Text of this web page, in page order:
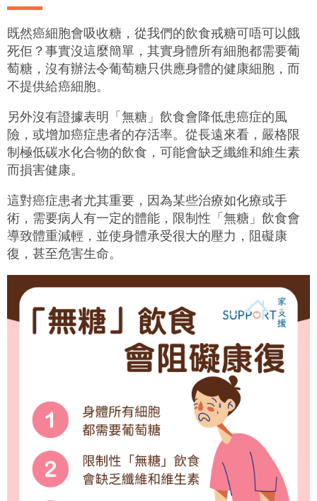
既然癌細胞會吸收糖，從我們的飲食戒糖可唔可以餓
死佢？事實沒這麼簡單，其實身體所有細胞都需要葡
萄糖，沒有辦法令葡萄糖只供應身體的健康細胞，而
不提供給癌細胞。
另外沒有證據表明「無糖」飲食會降低患癌症的風
險，或增加癌症患者的存活率。從長遠來看，嚴格限
制極低碳水化合物的飲食，可能會缺乏纖維和維生素
而損害健康。
這對癌症患者尤其重要，因為某些治療如化療或手
術，需要病人有一定的體能，限制性「無糖」飲食會
導致體重減輕，並使身體承受很大的壓力，阻礙康
復，甚至危害生命。